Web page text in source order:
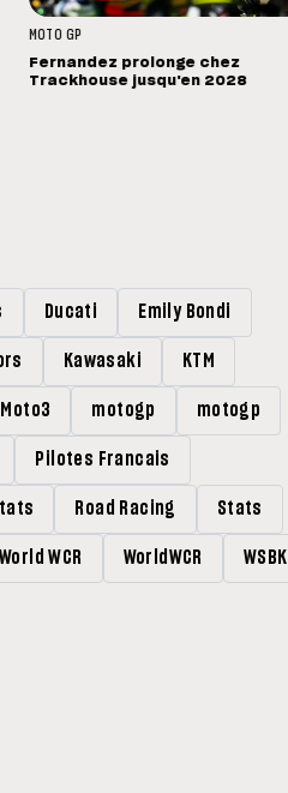
MOTO GP
Fernandez prolonge chez
Trackhouse jusqu'en 2028
Ducati Emily Bondi
Kawasaki KTM
Moto3 motogp motogp
Pilotes Francais
Road Racing Stats
World WCR WorldWCR WSBK